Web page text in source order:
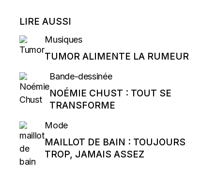
LIRE AUSSI
Musiques
TUMOR ALIMENTE LA RUMEUR
Bande-dessinée
NOÉMIE CHUST : TOUT SE
TRANSFORME
Mode
MAILLOT DE BAIN : TOUJOURS
TROP, JAMAIS ASSEZ